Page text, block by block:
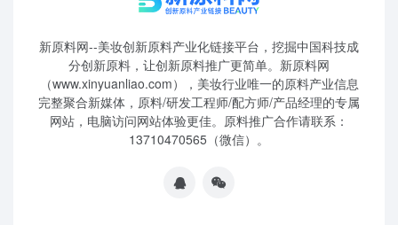
新原料网--美妆创新原料产业化链接平台，挖掘中国科技成
分创新原料，让创新原料推广更简单。新原料网
（www.xinyuanliao.com），美妆行业唯一的原料产业信息
完整聚合新媒体，原料/研发工程师/配方师/产品经理的专属
网站，电脑访问网站体验更佳。原料推广合作请联系：
13710470565（微信）。